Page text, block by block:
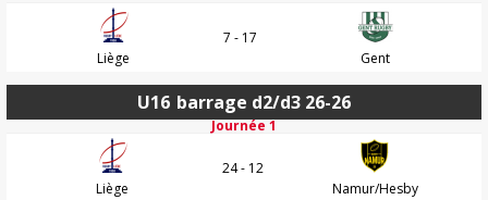
Liège
7 - 17
Gent
U16 barrage d2/d3 26-26
Journée 1
Liège
24 - 12
Namur/Hesby